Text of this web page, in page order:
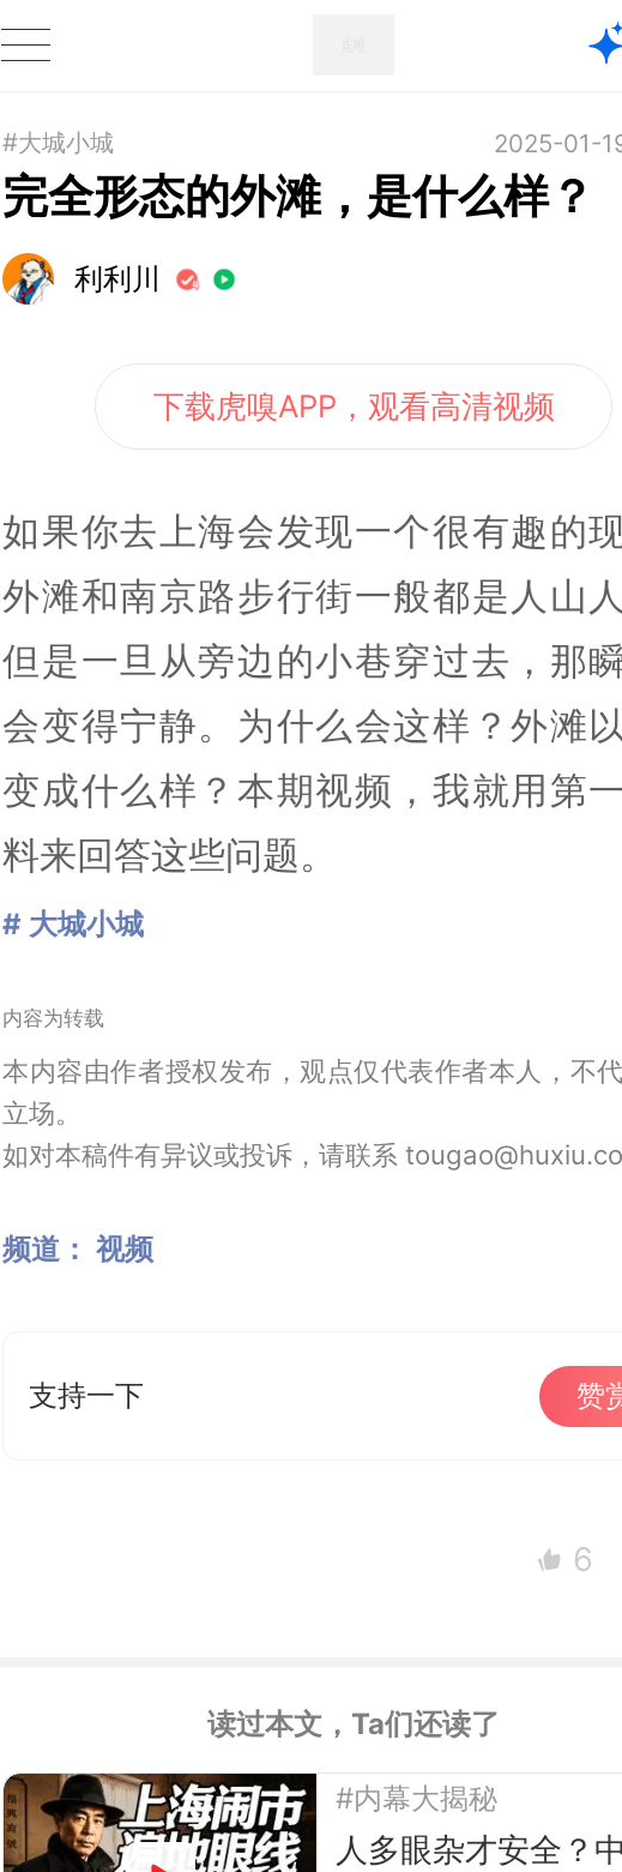
#大城小城 2025-01-
完全形态的外滩，是什么样？
利利川
下载虎嗅APP，观看高清视频
如果你去上海会发现一个很有趣的
外滩和南京路步行街一般都是人山
但是一旦从旁边的小巷穿过去，那
会变得宁静。为什么会这样？外滩
变成什么样？本期视频，我就用第
料来回答这些问题。
# 大城小城
内容为转载
本内容由作者授权发布，观点仅代表作者本人，不
立场。
如对本稿件有异议或投诉，请联系
频道： 视频
支持一下 赞
6
读过本文，Ta们还读了
#内幕大揭秘
人多眼杂才安全？